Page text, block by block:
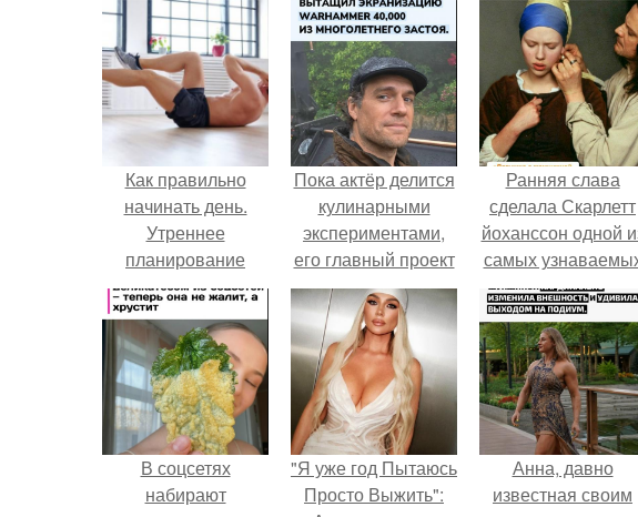
Как правильно
начинать день.
Утреннее
планирование
Пока актёр делится
кулинарными
экспериментами,
его главный проект
сделал серьёзный
шаг вперёд.
Ранняя слава
сделала Скарлетт
йоханссон одной
самых
актрис голливуда,
но за глянцевым
фасадом
скрывалась
огромная
неуверенность.
В соцсетях
набирают
"Я уже год Пытаюсь
Просто Выжить":
Анна, давно
известная своим